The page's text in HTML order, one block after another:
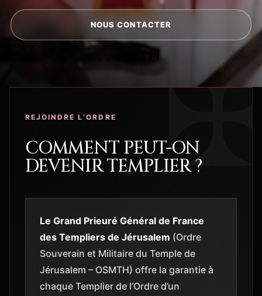
NOUS CONTACTER
REJOINDRE L’ORDRE
COMMENT PEUT-ON
DEVENIR TEMPLIER ?
Le Grand Prieuré Général de France
des Templiers de Jérusalem (Ordre
Souverain et Militaire du Temple de
Jérusalem – OSMTH) offre la garantie à
chaque Templier de l’Ordre d’un